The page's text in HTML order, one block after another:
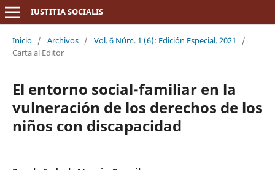
IUSTITIA SOCIALIS
Inicio / Archivos / Vol. 6 Núm. 1 (6): Edición Especial. 2021
/
Carta al Editor
El entorno social-familiar en la
vulneración de los derechos de los
niños con discapacidad